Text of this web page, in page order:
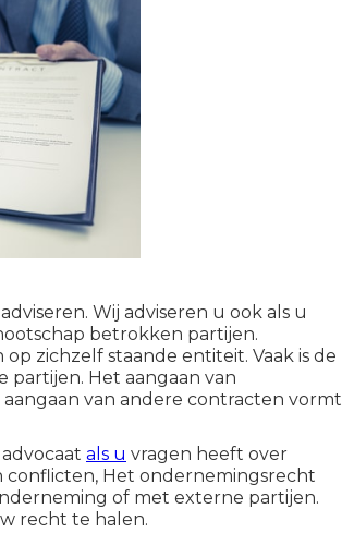
Wij adviseren u ook als u
betrokken partijen.
zichzelf staande entiteit. Vaak is de
Het aangaan van
van andere contracten vormt
als u vragen heeft over
conflicten, Het ondernemingsrecht
of met externe partijen.
recht te halen.